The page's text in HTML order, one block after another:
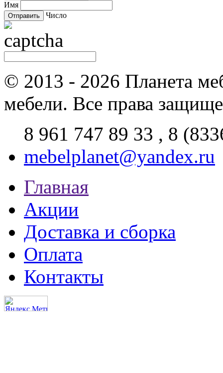
Имя
Число
© 2013 - 2026 Планета
мебели. Все права
8 961 747 89 33 , 8
mebelplanet@yandex.ru
Главная
Акции
Доставка и сборка
Оплата
Контакты